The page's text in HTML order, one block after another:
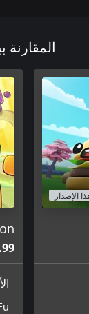
the rules
foods.
الإصدار